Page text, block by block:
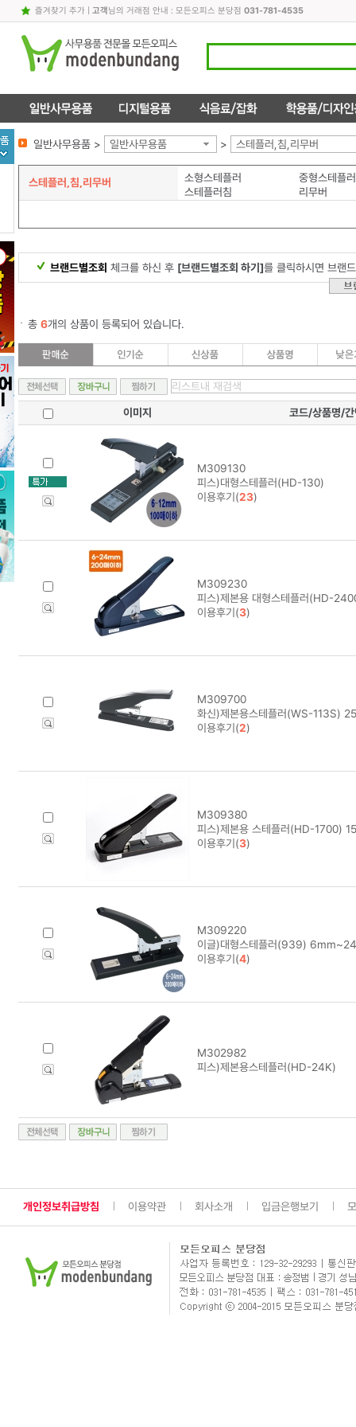
즐겨찾기 추가| 고객님의 거래점 안내 : 모든오피스 분당점 031-781-4535
일반사무용품 > 일반사무용품 > 스테플러,침,리무버
스테플러,침,리무버 소형스테플러
중형스테플러
스테플러침
리무버
브랜드별조회 체크를 하신 후 [브랜드별조회 하기]를 클릭하시면 브랜
총 6개의 상품이 등록되어 있습니다.
이미지 코드/상품명/간
M309130
피스)대형스테플러(HD-130)
이용후기(23)
M309230
피스)제본용 대형스테플러(HD-
이용후기(3)
M309700
화신)제본용스테플러(WS-113S)
이용후기(2)
M309380
피스)제본용 스테플러(HD-1700)
이용후기(3)
M309220
이글)대형스테플러(939)
이용후기(4)
M302982
피스)제본용스테플러(HD-24K)
개인정보취급방침 이용약관 회사소개 입금은행보기